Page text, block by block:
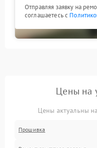
Отправляя заявку на
соглашаетесь с
Цены на
Цены актуальны
Прошивка